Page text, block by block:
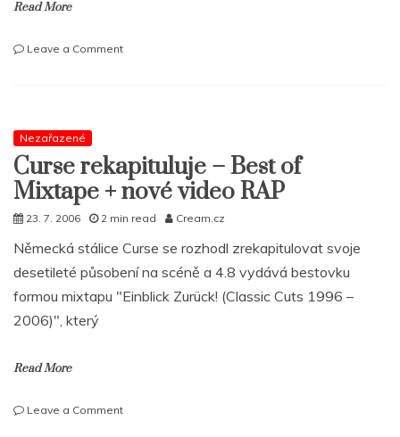
Read More
Leave a Commenton
v
Praze!!!
Nezařazené
Curse rekapituluje – Best of
Mixtape + nové video RAP
23. 7. 2006 2 min read Cream.cz
Německá stálice Curse se rozhodl zrekapitulovat svoje
desetileté působení na scéně a 4.8 vydává bestovku
formou mixtapu "Einblick Zurück! (Classic Cuts 1996 –
2006)", který
Read More
Leave a Commenton